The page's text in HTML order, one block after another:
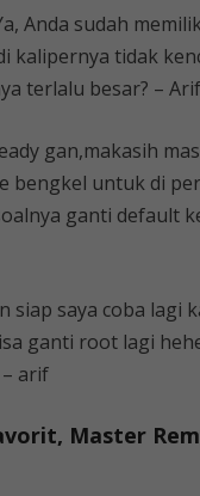
Anda sudah
kalipernya tidak
terlalu besar? – Arif
gan,makasih
bengkel untuk di
ganti default
siap saya coba lagi
ganti root lagi
arif
Master